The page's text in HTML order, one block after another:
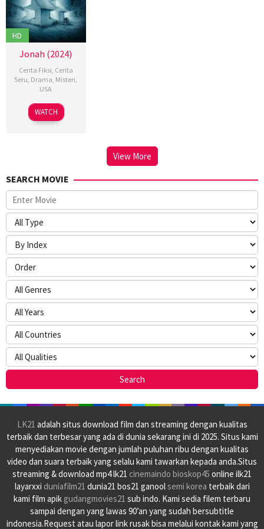
HD
Jonah (2024)
Cerita Fiksi Cerita
Seru Drama Misteri
USA
12
Mar
Ben
Van
WATCH
View More
SEARCH MOVIE
LK21 adalah situs download film dan streaming dengan kualitas
terbaik dan terbesar yang ada di dunia sekarang ini di 2025. Situs kami
menyediakan movie dengan jumlah puluhan ribu dengan kualitas
video dan suara terbaik yang selalu kami tawarkan kepada anda.Situs
streaming & download mp4 lk21 cinemaindo bioskop45 online ilk21
layarxxi duniafilm21 dunia21 bos21 ganoolsemi korea terbaik dari
kami film apik gudangmovies21 sub indo. Kami sedia filem terbaru
sampai dengan yang lawas 90’an yang sudah bersubtitle
indonesia.Request atau lapor link rusak bisa melalui kontak kami yang